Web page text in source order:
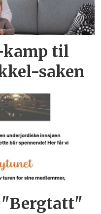
kamp til
saken